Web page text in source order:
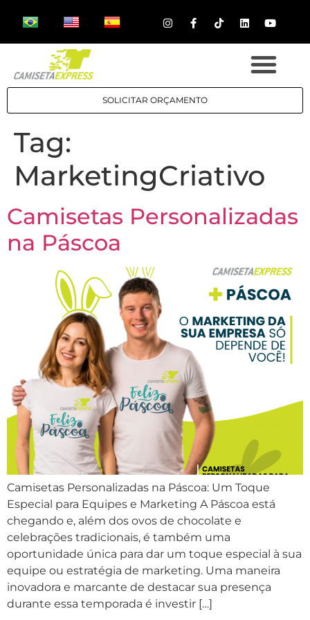
SOLICITAR ORÇAMENTO
Tag:
MarketingCriativo
Camisetas Personalizadas
na Páscoa
Camisetas Personalizadas na Páscoa: Um Toque
Especial para Equipes e Marketing A Páscoa está
chegando e, além dos ovos de chocolate e
celebrações tradicionais, é também uma
oportunidade única para dar um toque especial à sua
equipe ou estratégia de marketing. Uma maneira
inovadora e marcante de destacar sua presença
durante essa temporada é investir […]